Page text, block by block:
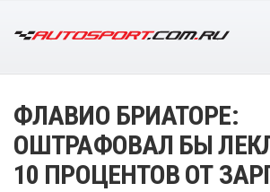
ФЛАВИО БРИАТОРЕ:
ОШТРАФОВАЛ БЫ
10 ПРОЦЕНТОВ ОТ